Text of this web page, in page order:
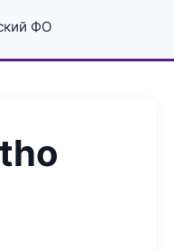
ФО